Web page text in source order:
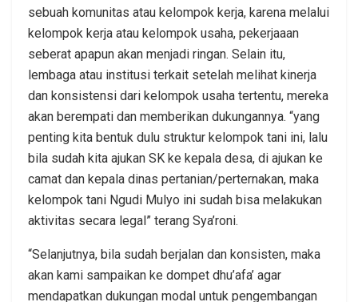
sebuah komunitas atau kelompok kerja, karena melalui
kelompok kerja atau kelompok usaha, pekerjaaan
seberat apapun akan menjadi ringan. Selain itu,
lembaga atau institusi terkait setelah melihat kinerja
dan konsistensi dari kelompok usaha tertentu, mereka
akan berempati dan memberikan dukungannya. “yang
penting kita bentuk dulu struktur kelompok tani ini, lalu
bila sudah kita ajukan SK ke kepala desa, di ajukan ke
camat dan kepala dinas pertanian/perternakan, maka
kelompok tani Ngudi Mulyo ini sudah bisa melakukan
aktivitas secara legal” terang Sya’roni.
“Selanjutnya, bila sudah berjalan dan konsisten, maka
akan kami sampaikan ke dompet dhu’afa’ agar
mendapatkan dukungan modal untuk pengembangan